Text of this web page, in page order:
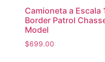
Camioneta a Escala
Border Patrol
Model
$699.00